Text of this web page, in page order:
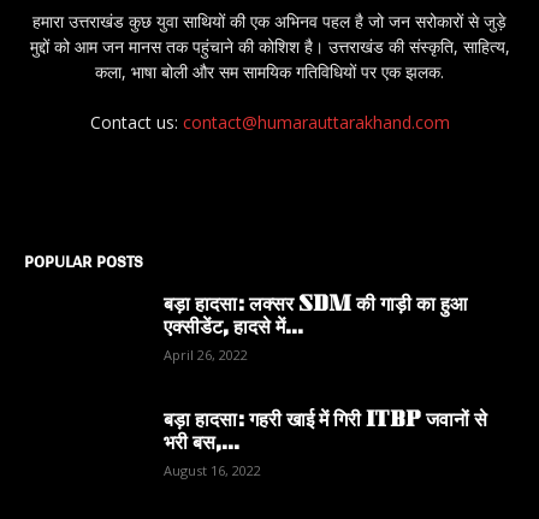
हमारा उत्तराखंड कुछ युवा साथियों की एक अभिनव पहल है जो जन सरोकारों से जुड़े
मुद्दों को आम जन मानस तक पहुंचाने की कोशिश है। उत्तराखंड की संस्कृति, साहित्य,
कला, भाषा बोली और सम सामयिक गतिविधियों पर एक झलक.
Contact us: contact@humarauttarakhand.com
POPULAR POSTS
बड़ा हादसा: लक्सर SDM की गाड़ी का हुआ
एक्सीडेंट, हादसे में...
April 26, 2022
बड़ा हादसा: गहरी खाई में गिरी ITBP जवानों से
भरी बस,...
August 16, 2022